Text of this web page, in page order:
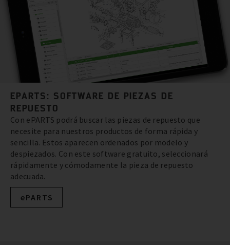
EPARTS: SOFTWARE DE PIEZAS DE
REPUESTO
Con ePARTS podrá buscar las piezas de repuesto que
necesite para nuestros productos de forma rápida y
sencilla. Estos aparecen ordenados por modelo y
despiezados. Con este software gratuito, seleccionará
rápidamente y cómodamente la pieza de repuesto
adecuada.
ePARTS